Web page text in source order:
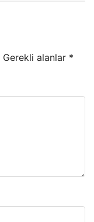
Gerekli alanlar *